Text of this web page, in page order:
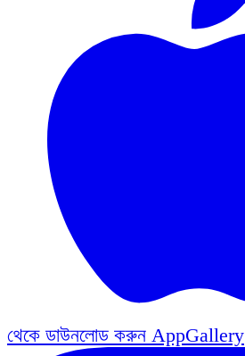
থেকে ডাউনলোড করুন AppGallery